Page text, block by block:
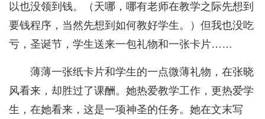
以也没领到钱。（天哪，哪有老师在教学之际先想到
要钱程序，当然先想到如何教好学生。）但我也没吃
亏，圣诞节，学生送来一包礼物和一张卡片……
薄薄一张纸卡片和学生的一点微薄礼物，在张晓
风看来，却胜过了课酬。她热爱教学工作，更热爱学
生，在她看来，这是一项神圣的任务。她在文末写